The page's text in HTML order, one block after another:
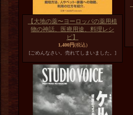
【大地の薬〜ヨーロッパの薬用植
物の神話、医療用途、料理レシ
ピ】
1,400円(税込)
[ごめんなさい。売れてしまいました。]